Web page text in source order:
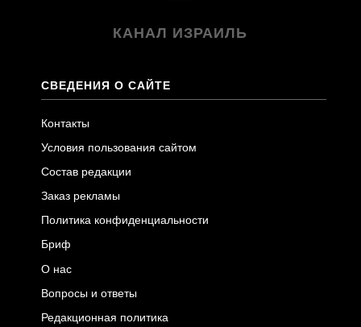
КАНАЛ ИЗРАИЛЬ
СВЕДЕНИЯ О САЙТЕ
Контакты
Условия пользования сайтом
Состав редакции
Заказ рекламы
Политика конфиденциальности
Бриф
О нас
Вопросы и ответы
Редакционная политика